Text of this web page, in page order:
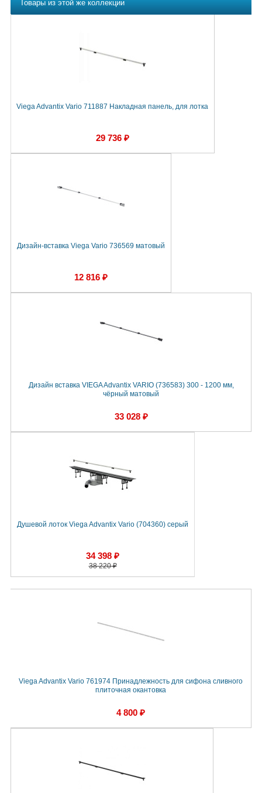
Товары из этой же коллекции
Viega Advantix Vario 711887 Накладная панель, для лотка
29 736 ₽
Дизайн-вставка Viega Vario 736569 матовый
12 816 ₽
Дизайн вставка VIEGA Advantix VARIO (736583) 300 - 1200 мм,
чёрный матовый
33 028 ₽
Душевой лоток Viega Advantix Vario (704360) серый
34 398 ₽
38 220 ₽
Viega Advantix Vario 761974 Принадлежность для сифона сливного
плиточная окантовка
4 800 ₽